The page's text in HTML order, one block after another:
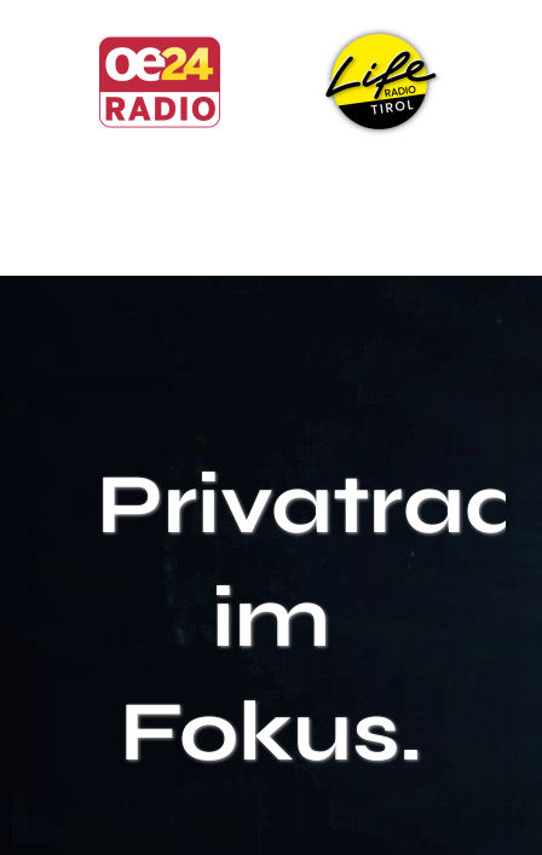
im
Fokus.